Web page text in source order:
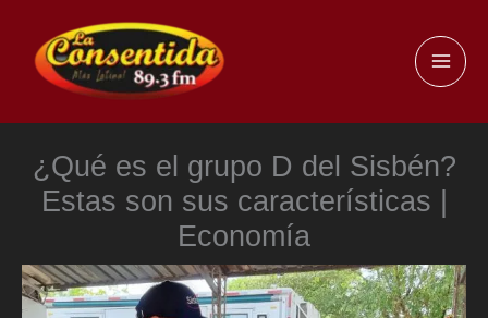
contenido
¿Qué es el grupo D del Sisbén?
Estas son sus características |
Economía